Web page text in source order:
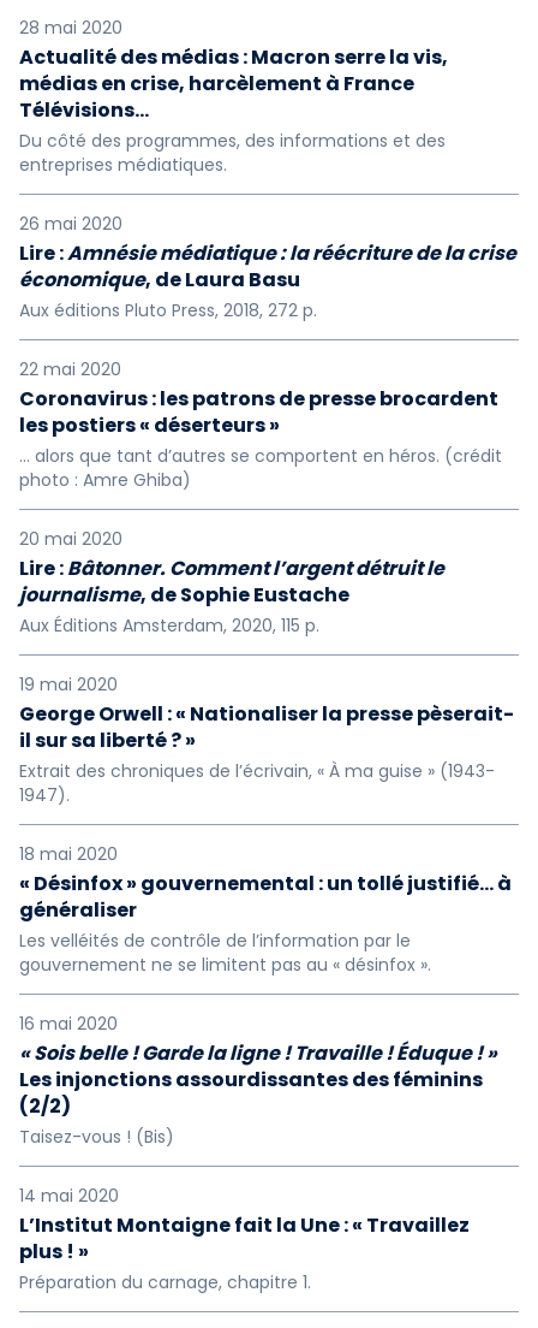
28 mai 2020
Actualité des médias : Macron serre la vis,
médias en crise, harcèlement à France
Télévisions…
Du côté des programmes, des informations et des
entreprises médiatiques.
26 mai 2020
Lire :Amnésie médiatique : la réécriture de la crise
économique, de Laura Basu
Aux éditions Pluto Press, 2018, 272 p.
22 mai 2020
Coronavirus : les patrons de presse brocardent
les postiers « déserteurs »
… alors que tant d’autres se comportent en héros. (crédit
photo : Amre Ghiba)
20 mai 2020
Lire :Bâtonner. Comment l’argent détruit le
journalisme, de Sophie Eustache
Aux Éditions Amsterdam, 2020, 115 p.
19 mai 2020
George Orwell : « Nationaliser la presse pèserait-
il sur sa liberté ? »
Extrait des chroniques de l’écrivain, « À ma guise » (1943-
1947).
18 mai 2020
« Désinfox » gouvernemental : un tollé justifié… à
généraliser
Les velléités de contrôle de l’information par le
gouvernement ne se limitent pas au « désinfox ».
16 mai 2020
« Sois belle ! Garde la ligne ! Travaille ! Éduque ! »
Les injonctions assourdissantes des féminins
(2/2)
Taisez-vous ! (Bis)
14 mai 2020
L’Institut Montaigne fait la Une : « Travaillez
plus ! »
Préparation du carnage, chapitre 1.